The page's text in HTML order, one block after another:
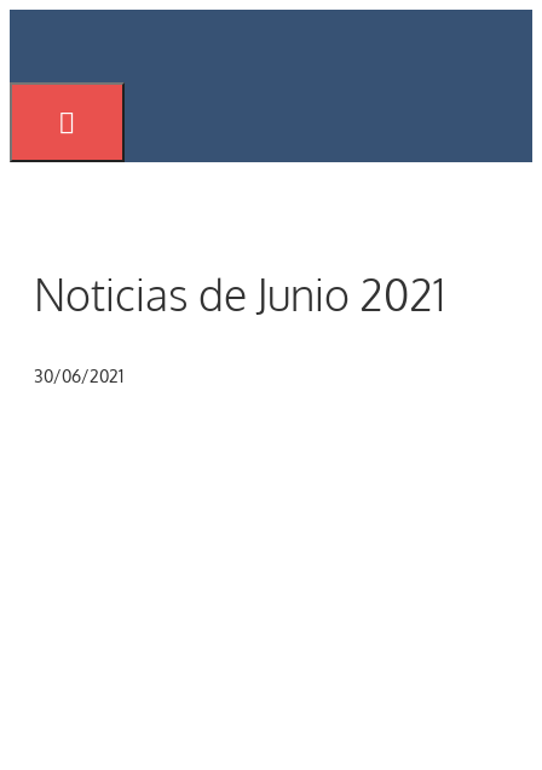
Noticias de Junio 2021
30/06/2021